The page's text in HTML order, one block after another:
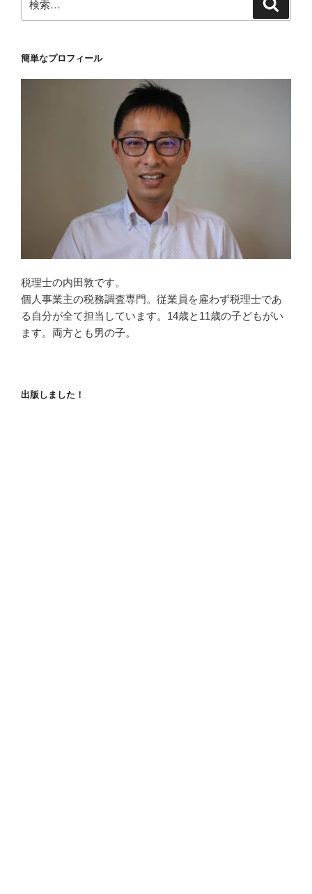
索:
簡単なプロフィール
税理士の内田敦です。
個人事業主の税務調査専門。従業員を雇わず税理士であ
る自分が全て担当しています。14歳と11歳の子どもがい
ます。両方とも男の子。
出版しました！